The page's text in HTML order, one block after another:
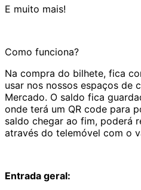
E muito mais!
Como funciona?
Na compra do bilhete, fica
usar nos nossos espaços de
Mercado. O saldo fica
onde terá um QR code para
saldo chegar ao fim, poderá
através do telemóvel com o
Entrada geral: